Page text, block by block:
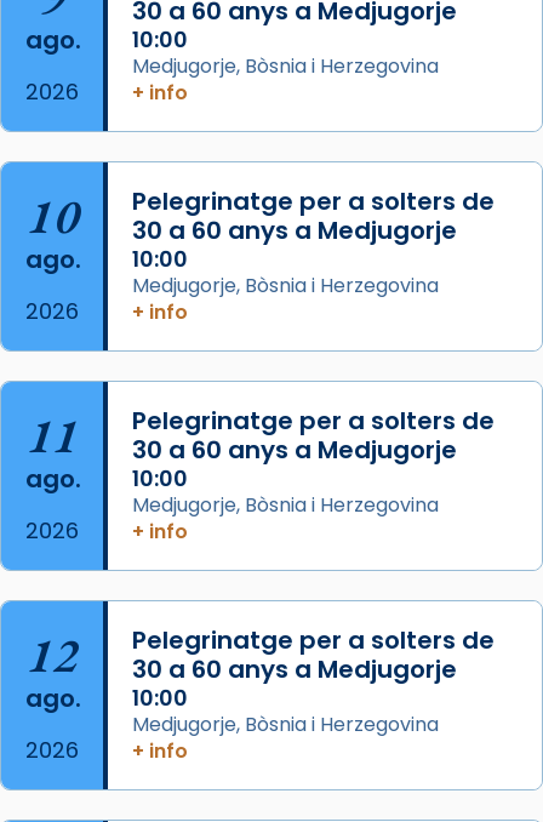
2 weeks ago
Aquest dilluns, 27 de juliol, ha tingut lloc la
missa d’acció de gràcies en agraïment al
comitè organitzador de la visita apostòlica
del Sant Pare Lleó XIV a Barcelona, i als
col·laboradors, a la Catedral de Barcelona.
L’arquebisbe de Barcelona, el cardenal Joan
Josep Omella, ha presidit la missa i l’ha
concelebrat el bisbe auxiliar de Barcelona,
Mons. David Abadías.
📸 Dr. G. Simón
Foto
View on Facebook · Share
Arquebisbat de Barcelona
2 weeks ago
Acompanyant la història de sant Cugat, a
partir de l’Edat Mitjana sorgeix la tradició
que les santes Juliana (“relatiu a Júlia”) i
Semproniana (“relatiu a Semprònia =
eterna”) són deixebles seves. I l’any 1667, el
ago.
2026
30 a 60 anys a Medjugorje
10:00
Medjugorje, Bòsnia i Herzegovina
+ info
10
ago.
2026
Pelegrinatge per a solters de
30 a 60 anys a Medjugorje
10:00
Medjugorje, Bòsnia i Herzegovina
+ info
11
ago.
2026
Pelegrinatge per a solters de
30 a 60 anys a Medjugorje
10:00
Medjugorje, Bòsnia i Herzegovina
+ info
12
ago.
2026
Pelegrinatge per a solters de
30 a 60 anys a Medjugorje
10:00
Medjugorje, Bòsnia i Herzegovina
+ info